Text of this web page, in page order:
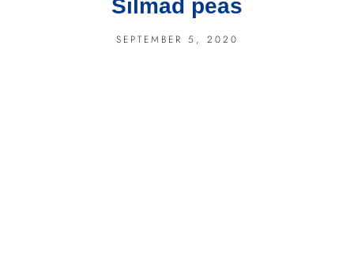
Silmad peas
SEPTEMBER 5, 2020